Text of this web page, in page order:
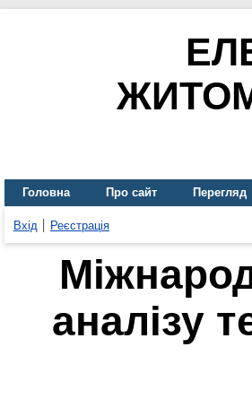
Головна Про сайт Перегляд
Вхід Реєстрація
аналізу